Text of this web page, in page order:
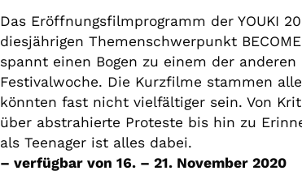
Das Eröffnungsfilmprogramm der YOUKI
diesjährigen Themenschwerpunkt
spannt einen Bogen zu einem der
Festivalwoche. Die Kurzfilme stammen
könnten fast nicht vielfältiger sein. Von
über abstrahierte Proteste bis hin zu
als Teenager ist alles dabei.
– verfügbar von 16. – 21. November 2020